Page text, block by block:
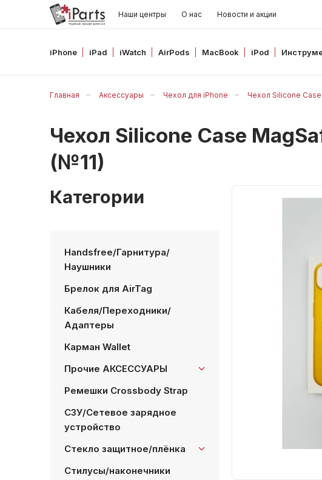
Наши центры О нас Новости и акции
iPhone iPad iWatch AirPods MacBook iPod
Главная Аксессуары Чехол для iPhone Чехол Silicone Case
Чехол Silicone Case
(№11)
Категории
Handsfree/Гарнитура/
Наушники
Брелок для AirTag
Кабеля/Переходники/
Адаптеры
Карман Wallet
Прочие АКСЕССУАРЫ
Ремешки Crossbody Strap
СЗУ/Сетевое зарядное
устройство
Стекло защитное/плёнка
Стилусы/наконечники